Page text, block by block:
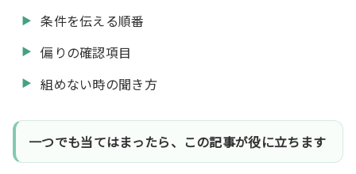
条件を伝える順番
偏りの確認項目
組めない時の聞き方
一つでも当てはまったら、この記事が役に立ちます